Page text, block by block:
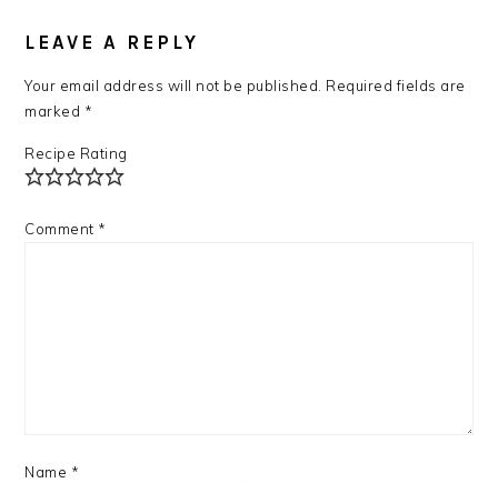
INTERACTIONS
LEAVE A REPLY
Your email address will not be published. Required fields are
marked *
Recipe Rating
Comment *
Name *